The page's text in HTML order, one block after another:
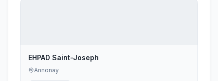
EHPAD Saint-Joseph
Annonay